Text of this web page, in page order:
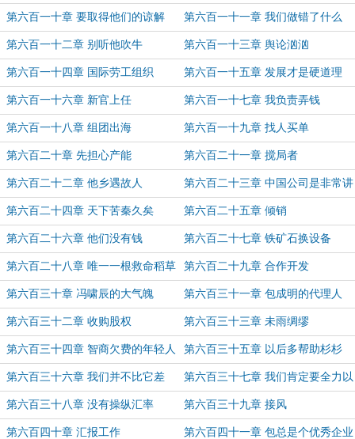
了
第六百一十章 要取得他们的谅解 第六百一十一章 我们做错了什么
第六百一十二章 别听他吹牛 第六百一十三章 舆论汹汹
第六百一十四章 国际劳工组织 第六百一十五章 发展才是硬道理
第六百一十六章 新官上任 第六百一十七章 我负责弄钱
第六百一十八章 组团出海 第六百一十九章 找人买单
第六百二十章 先担心产能 第六百二十一章 搅局者
第六百二十二章 他乡遇故人 第六百二十三章 中国公司是非常讲
究诚信的
第六百二十四章 天下苦秦久矣 第六百二十五章 倾销
第六百二十六章 他们没有钱 第六百二十七章 铁矿石换设备
第六百二十八章 唯一一根救命稻草 第六百二十九章 合作开发
第六百三十章 冯啸辰的大气魄 第六百三十一章 包成明的代理人
第六百三十二章 收购股权 第六百三十三章 未雨绸缪
第六百三十四章 智商欠费的年轻人 第六百三十五章 以后多帮助杉杉
第六百三十六章 我们并不比它差 第六百三十七章 我们肯定要全力以
赴
第六百三十八章 没有操纵汇率 第六百三十九章 接风
第六百四十章 汇报工作 第六百四十一章 包总是个优秀企业